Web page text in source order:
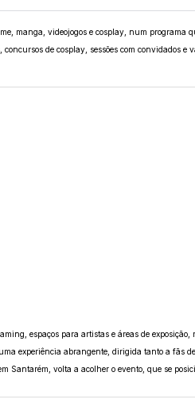
manga, videojogos e cosplay, num programa
concursos de cosplay, sessões com convidados
espaços para artistas e áreas de
experiência abrangente, dirigida tanto a fãs
Santarém, volta a acolher o evento, que se